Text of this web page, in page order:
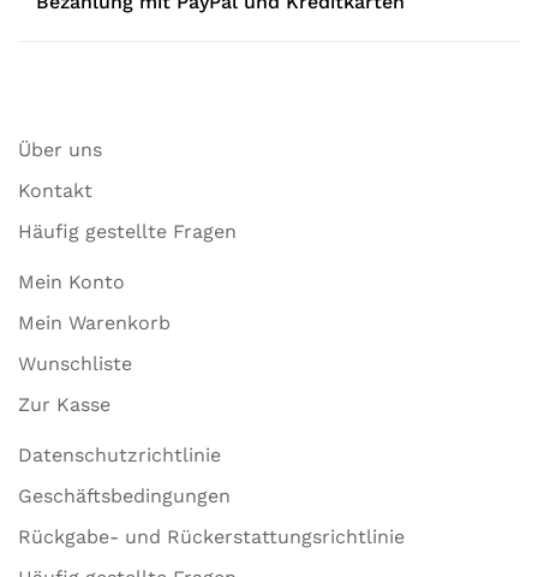
Über uns
Kontakt
Häufig gestellte Fragen
Mein Konto
Mein Warenkorb
Wunschliste
Zur Kasse
Datenschutzrichtlinie
Geschäftsbedingungen
Rückgabe- und Rückerstattungsrichtlinie